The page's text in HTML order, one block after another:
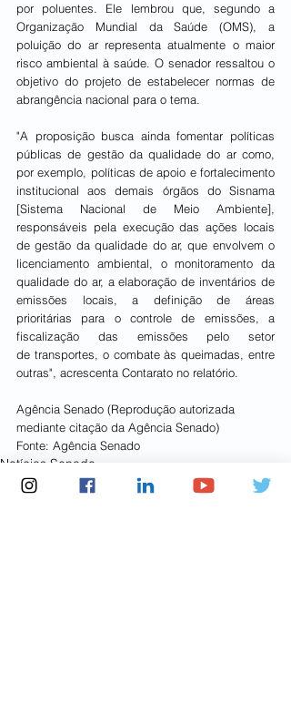
por poluentes. Ele lembrou que, segundo a
Organização Mundial da Saúde (OMS), a
poluição do ar representa atualmente o maior
risco ambiental à saúde. O senador ressaltou o
objetivo do projeto de estabelecer normas de
abrangência nacional para o tema.
"A proposição busca ainda fomentar políticas
públicas de gestão da qualidade do ar como,
por exemplo, políticas de apoio e fortalecimento
institucional aos demais órgãos do Sisnama
[Sistema Nacional de Meio Ambiente],
responsáveis pela execução das ações locais
de gestão da qualidade do ar, que envolvem o
licenciamento ambiental, o monitoramento da
qualidade do ar, a elaboração de inventários de
emissões locais, a definição de áreas
prioritárias para o controle de emissões, a
fiscalização das emissões pelo setor
de transportes, o combate às queimadas, entre
outras", acrescenta Contarato no relatório.
Agência Senado (Reprodução autorizada
mediante citação da Agência Senado)
Fonte: Agência Senado
Notícias Senado